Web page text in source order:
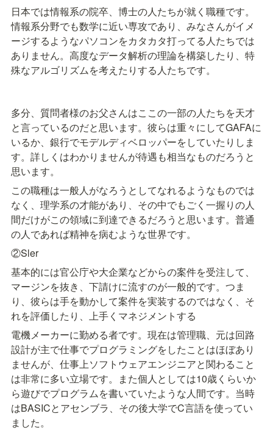
日本では情報系の院卒、博士の人たちが就く職種です。
情報系分野でも数学に近い専攻であり、みなさんがイメ
ージするようなパソコンをカタカタ打ってる人たちでは
ありません。高度なデータ解析の理論を構築したり、特
殊なアルゴリズムを考えたりする人たちです。
多分、質問者様のお父さんはここの一部の人たちを天才
と言っているのだと思います。彼らは重々にしてGAFAに
いるか、銀行でモデルディベロッパーをしていたりしま
す。詳しくはわかりませんが待遇も相当なものだろうと
思います。
この職種は一般人がなろうとしてなれるようなものでは
なく、理学系の才能があり、その中でもごく一握りの人
間だけがこの領域に到達できるだろうと思います。普通
の人であれば精神を病むような世界です。
②Sler
基本的には官公庁や大企業などからの案件を受注して、
マージンを抜き、下請けに流すのが一般的です。つま
り、彼らは手を動かして案件を実装するのではなく、そ
れを評価したり、上手くマネジメントする
電機メーカーに勤める者です。現在は管理職、元は回路
設計が主で仕事でプログラミングをしたことはほぼあり
ませんが、仕事上ソフトウェアエンジニアと関わること
は非常に多い立場です。また個人としては10歳くらいか
ら遊びでプログラムを書いていたような人間です。当時
はBASICとアセンブラ、その後大学でC言語を使ってい
ました。